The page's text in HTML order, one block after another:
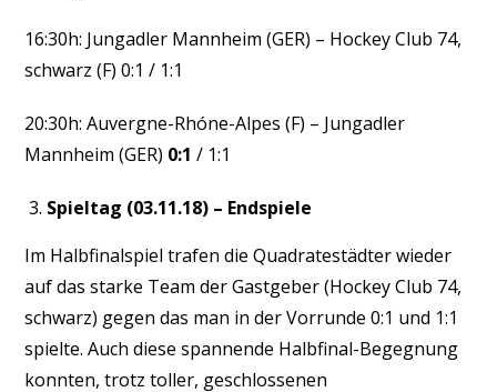
16:30h: Jungadler Mannheim (GER) – Hockey Club 74,
schwarz (F) 0:1 / 1:1
20:30h: Auvergne-Rhóne-Alpes (F) – Jungadler
Mannheim (GER) 0:1 / 1:1
Spieltag (03.11.18) – Endspiele
Im Halbfinalspiel trafen die Quadratestädter wieder
auf das starke Team der Gastgeber (Hockey Club 74,
schwarz) gegen das man in der Vorrunde 0:1 und 1:1
spielte. Auch diese spannende Halbfinal-Begegnung
konnten, trotz toller, geschlossenen